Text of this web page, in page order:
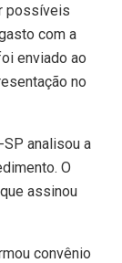
possíveis
com a
enviado ao
no
analisou a
O
assinou
convênio